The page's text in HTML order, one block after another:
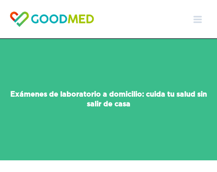
contenido
Exámenes de laboratorio a domicilio: cuida tu salud sin
salir de casa